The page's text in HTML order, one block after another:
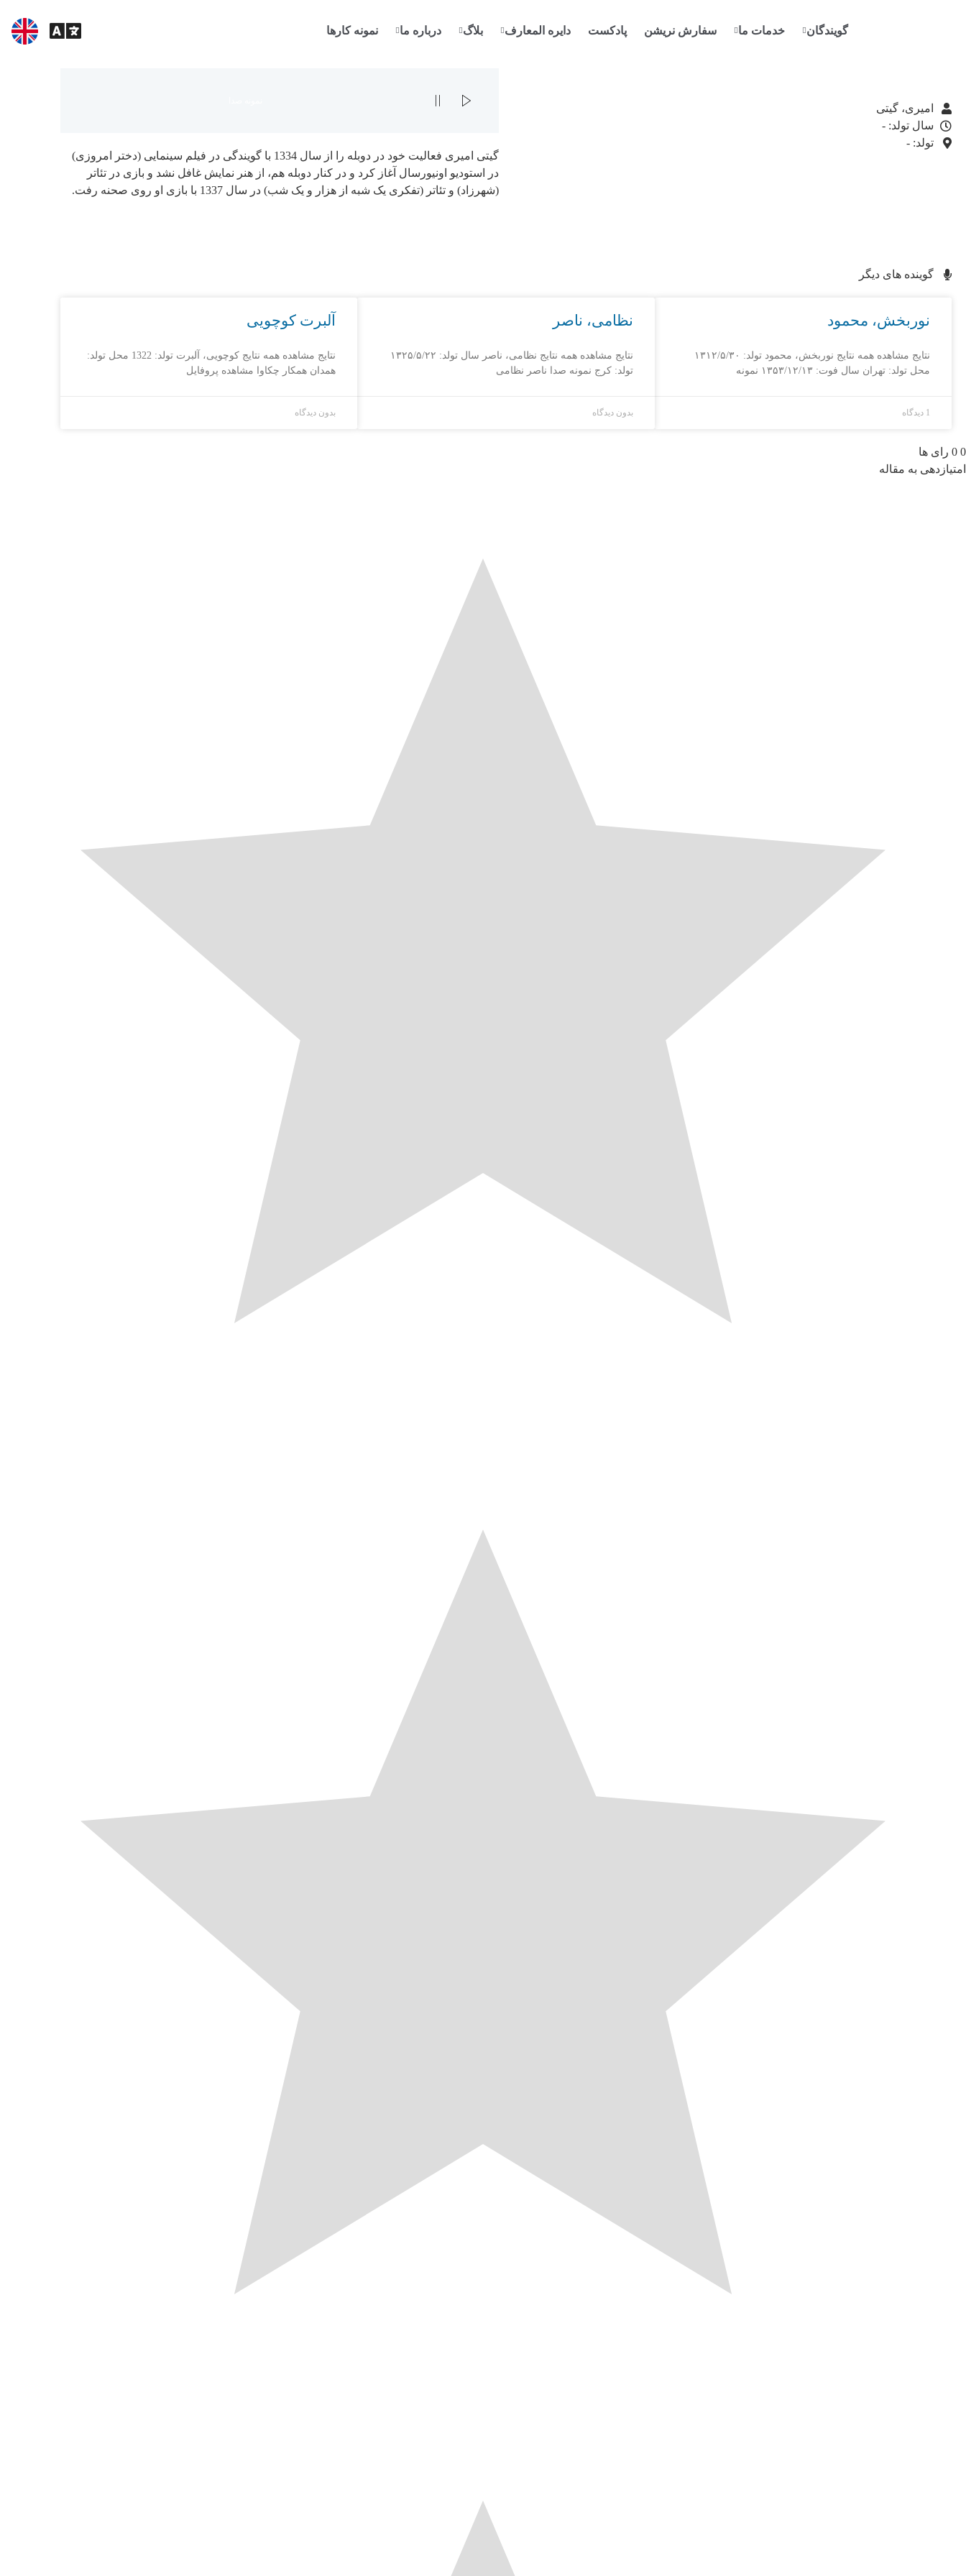
گویندگان خدمات ما سفارش نریشن پادکست دایره المعارف بلاگ درباره ما نمونه کارها
امیری، گیتی
سال تولد: -
تولد: -
گیتی امیری فعالیت خود در دوبله را از سال 1334 با گویندگی در فیلم سینمایی (دختر امروزی)
در استودیو اونیورسال آغاز کرد و در کنار دوبله هم، از هنر نمایش غافل نشد و بازی در تئاتر
(شهرزاد) و تئاتر (تفکری یک شبه از هزار و یک شب) در سال 1337 با بازی او روی صحنه رفت.
گوینده های دیگر
نوربخش، محمود
نتایج مشاهده همه نتایج نوربخش، محمود تولد: ۱۳۱۲/۵/۳۰
محل تولد: تهران سال فوت: ۱۳۵۳/۱۲/۱۳ نمونه
1 دیدگاه
نظامی، ناصر
نتایج مشاهده همه نتایج نظامی، ناصر سال تولد: ۱۳۲۵/۵/۲۲
تولد: کرج نمونه صدا ناصر نظامی
بدون دیدگاه
آلبرت کوچویی
نتایج مشاهده همه نتایج کوچویی، آلبرت تولد: 1322 محل تولد:
همدان همکار چکاوا مشاهده پروفایل
بدون دیدگاه
0
0 رای ها
امتیازدهی به مقاله